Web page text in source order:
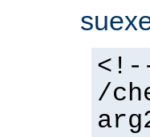
/